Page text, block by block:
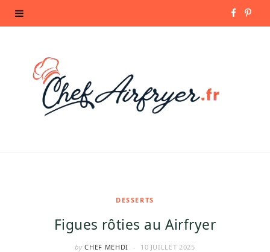
P
DESSERTS
Figues rôties au Airfryer
by CHEF MEHDI 10 JUILLET 2025